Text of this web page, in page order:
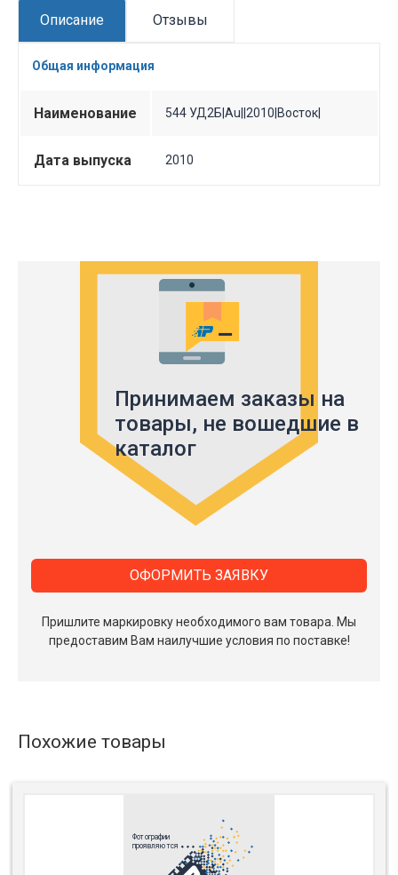
Описание Отзывы
Общая информация
Наименование 544 УД2Б|Au||2010|Восток|
Дата выпуска 2010
Принимаем заказы на
товары, не вошедшие в
каталог
Пришлите маркировку необходимого вам товара. Мы
предоставим Вам наилучшие условия по поставке!
ОФОРМИТЬ ЗАЯВКУ
Похожие товары